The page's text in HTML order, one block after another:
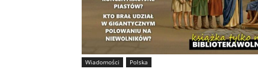
Wiadomości Polska